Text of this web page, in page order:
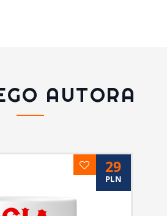
AUTORA
29
PLN